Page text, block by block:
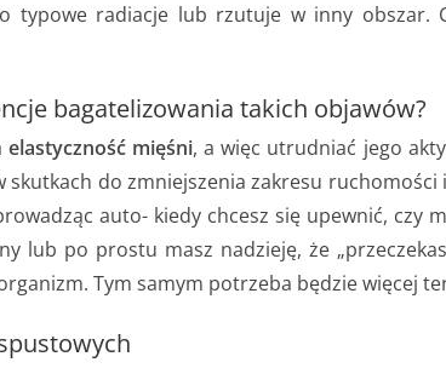
typowe radiacje lub rzutuje w inny obszar.
bagatelizowania takich objawów?
elastyczność mięśni, a więc utrudniać jego
do zmniejszenia zakresu ruchomości
auto- kiedy chcesz się upewnić, czy
lub po prostu masz nadzieję, że
Tym samym potrzeba będzie więcej